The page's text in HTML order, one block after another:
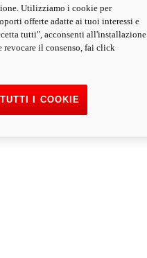
Utilizziamo i cookie per
offerte adatte ai tuoi interessi e
tutti", acconsenti all'installazione
il consenso, fai click
I COOKIE